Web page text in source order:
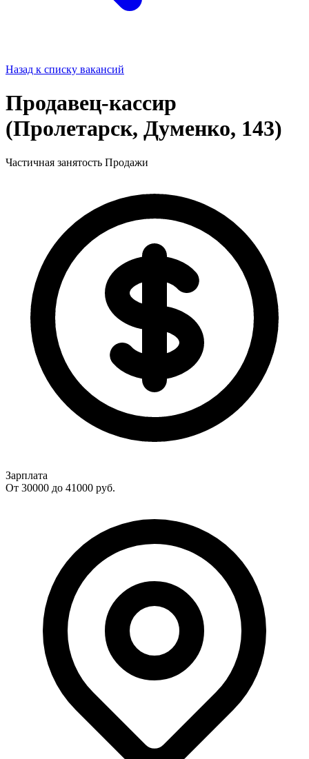
Назад к списку вакансий
Продавец-кассир
(Пролетарск, Думенко, 143)
Частичная занятость Продажи
Зарплата
От 30000 до 41000 руб.